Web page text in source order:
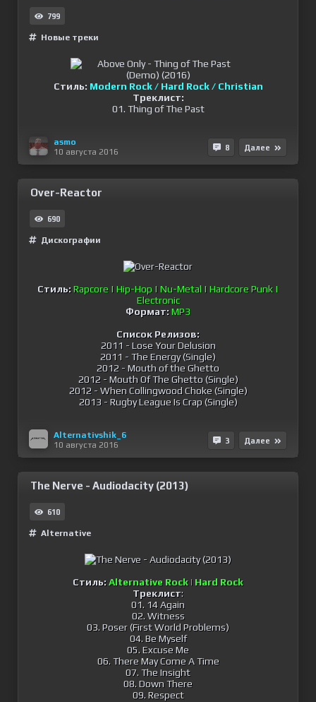
799
Новые треки
Стиль: Modern Rock / Hard Rock / Christian
Треклист:
01. Thing of The Past
asmo
10 августа 2016
8 Далее
Over-Reactor
690
Дискографии
Стиль:Rapcore | Hip-Hop | Nu-Metal | Hardcore Punk |
Electronic
Формат:MP3
Список Релизов:
2011 - Lose Your Delusion
2011 - The Energy (Single)
2012 - Mouth of the Ghetto
2012 - Mouth Of The Ghetto (Single)
2012 - When Collingwood Choke (Single)
2013 - Rugby League Is Crap (Single)
Alternativshik_6
10 августа 2016
3 Далее
The Nerve - Audiodacity (2013)
610
Alternative
Стиль:Alternative Rock | Hard Rock
Треклист:
01. 14 Again
02. Witness
03. Poser (First World Problems)
04. Be Myself
05. Excuse Me
06. There May Come A Time
07. The Insight
08. Down There
09. Respect